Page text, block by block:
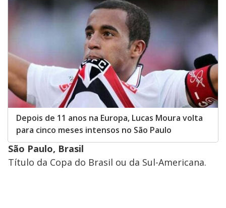
Depois de 11 anos na Europa, Lucas Moura volta
para cinco meses intensos no São Paulo
São Paulo, Brasil
Título da Copa do Brasil ou da Sul-Americana.